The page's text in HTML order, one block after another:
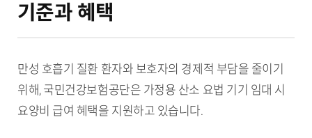
기준과 혜택
만성 호흡기 질환 환자와 보호자의 경제적 부담을 줄이기
위해, 국민건강보험공단은 가정용 산소 요법 기기 임대 시
요양비 급여 혜택을 지원하고 있습니다.